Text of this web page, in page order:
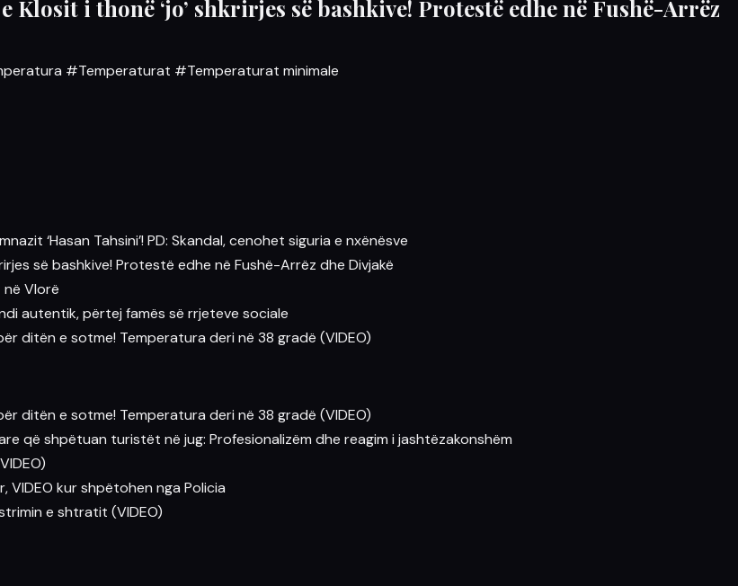
i thonë ‘jo’ shkrirjes së bashkive! Protestë edhe në Fushë-Arrëz
#Temperaturat #Temperaturat minimale
‘Hasan Tahsini’! PD: Skandal, cenohet siguria e nxënësve
së bashkive! Protestë edhe në Fushë-Arrëz dhe Divjakë
Vlorë
autentik, përtej famës së rrjeteve sociale
ditën e sotme! Temperatura deri në 38 gradë (VIDEO)
ditën e sotme! Temperatura deri në 38 gradë (VIDEO)
që shpëtuan turistët në jug: Profesionalizëm dhe reagim i jashtëzakonshëm
VIDEO kur shpëtohen nga Policia
e shtratit (VIDEO)